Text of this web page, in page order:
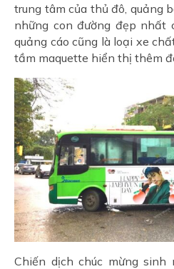
trung tâm của thủ đô, quảng
những con đường đẹp nhất
quảng cáo cũng là loại xe
tầm maquette hiển thị thêm
Chiến dịch chúc mừng